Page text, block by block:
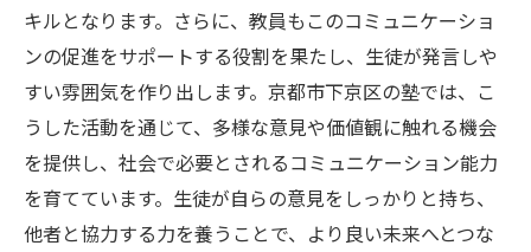
キルとなります。さらに、教員もこのコミュニケーショ
ンの促進をサポートする役割を果たし、生徒が発言しや
すい雰囲気を作り出します。京都市下京区の塾では、こ
うした活動を通じて、多様な意見や価値観に触れる機会
を提供し、社会で必要とされるコミュニケーション能力
を育てています。生徒が自らの意見をしっかりと持ち、
他者と協力する力を養うことで、より良い未来へとつな